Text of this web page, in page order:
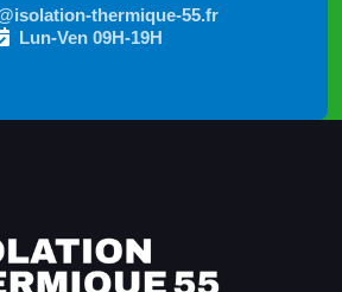
thermique-55.fr
Lun-Ven 09H-19H